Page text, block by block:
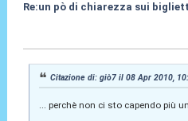
Re:un pò di chiarezza sui
Citazione di: giò7 il 08 Apr 2010,
... perchè non ci sto capendo più